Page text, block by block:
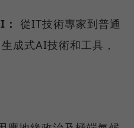
從IT技術專家到普通
成式AI技術和工具，